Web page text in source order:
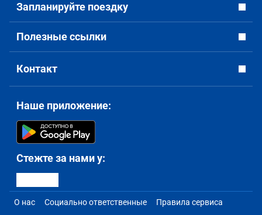
Запланируйте поездку
Полезные ссылки
Контакт
Наше приложение:
Стежте за нами у:
О нас Социально ответственные Правила сервиса